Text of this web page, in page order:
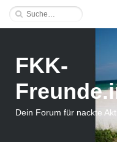
FKK-
Dein Forum für nackte